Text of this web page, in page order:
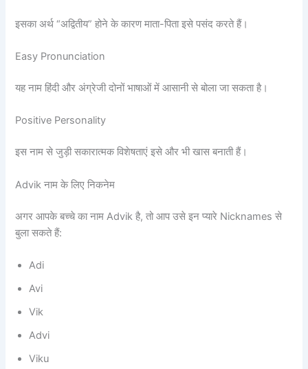
इसका अर्थ “अद्वितीय” होने के कारण माता-पिता इसे पसंद करते हैं।
Easy Pronunciation
यह नाम हिंदी और अंग्रेजी दोनों भाषाओं में आसानी से बोला जा सकता है।
Positive Personality
इस नाम से जुड़ी सकारात्मक विशेषताएं इसे और भी खास बनाती हैं।
Advik नाम के लिए निकनेम
अगर आपके बच्चे का नाम Advik है, तो आप उसे इन प्यारे Nicknames से
बुला सकते हैं:
Adi
Avi
Vik
Advi
Viku